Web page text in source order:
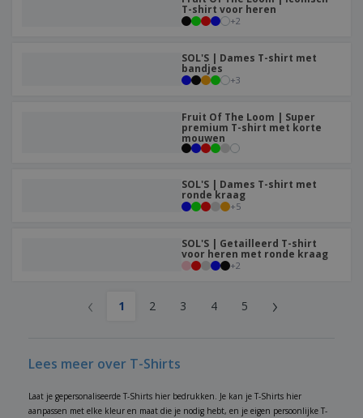
T-shirt voor heren
+2
SOL'S | Dames T-shirt met
bandjes
+3
Fruit Of The Loom | Super
premium T-shirt met korte
mouwen
SOL'S | Dames T-shirt met
ronde kraag
+5
SOL'S | Getailleerd T-shirt
voor heren met ronde kraag
+2
‹ 1 2 3 4 5 ›
Lees meer over T-Shirts
Laat je gepersonaliseerde T-Shirts hier bedrukken. Je kan je T-Shirts hier
aanpassen met elke kleur en maat die je nodig hebt, en je eigen persoonlijke T-